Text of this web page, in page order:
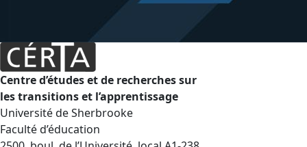
Centre d’études et de recherches sur
les transitions et l’apprentissage
Université de Sherbrooke
Faculté d’éducation